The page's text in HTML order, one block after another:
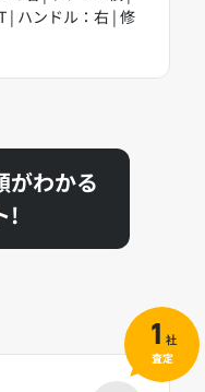
| ハンドル：右 | 修
がわかる
!
1 社
査定